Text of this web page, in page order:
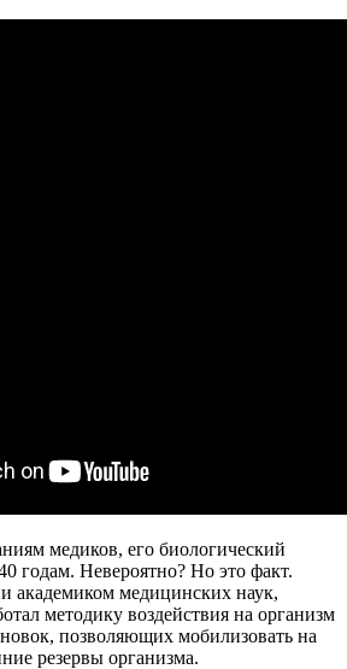
медиков, его биологический
годам. Невероятно? Но это факт.
академиком медицинских наук,
методику воздействия на организм
позволяющих мобилизовать на
резервы организма.